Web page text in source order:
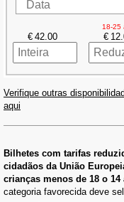
€
18-25
€
Verifique outras
aqui
Bilhetes com tarifas
cidadãos da União
crianças menos de 18 o 14
categoria favorecida deve